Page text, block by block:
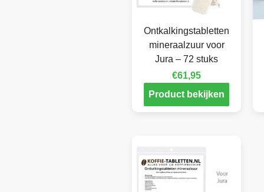
Ontkalkingstabletten
mineraalzuur voor
Jura – 72 stuks
€61,95
Product bekijken